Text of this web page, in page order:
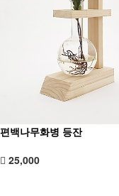
편백나무화병 등잔
25,000